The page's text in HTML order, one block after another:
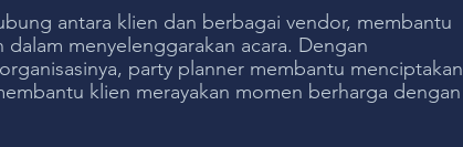
antara klien dan berbagai vendor, membantu
menyelenggarakan acara. Dengan
party planner membantu menciptakan
klien merayakan momen berharga dengan